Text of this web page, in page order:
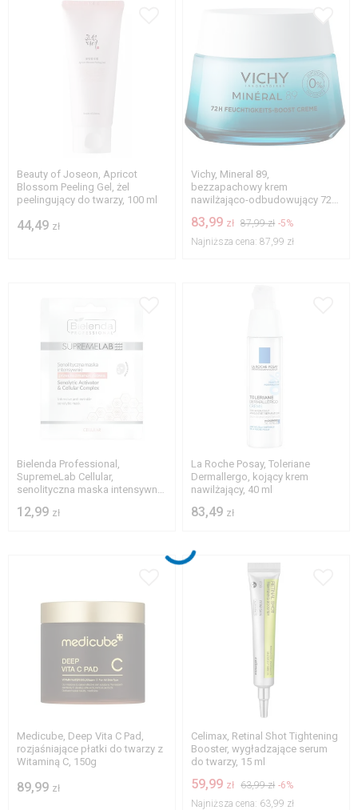
Beauty of Joseon, Apricot
Blossom Peeling Gel, żel
peelingujący do twarzy, 100 ml
44,49 zł
Vichy, Mineral 89,
bezzapachowy krem
nawilżająco-odbudowujący 72h,
83,99 zł 87,99 zł -5%
Najniższa cena: 87,99 zł
Bielenda Professional,
SupremeLab Cellular,
senolityczna maska intensywnie
12,99 zł
La Roche Posay, Toleriane
Dermallergo, kojący krem
nawilżający, 40 ml
83,49 zł
Medicube, Deep Vita C Pad,
rozjaśniające płatki do twarzy z
Witaminą C, 150g
89,99 zł
Celimax, Retinal Shot Tightening
Booster, wygładzające serum
do twarzy, 15 ml
59,99 zł 63,99 zł -6%
Najniższa cena: 63,99 zł